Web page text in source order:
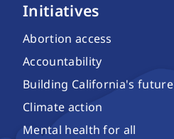
Initiatives
Abortion access
Accountability
Building California's future
Climate action
Mental health for all